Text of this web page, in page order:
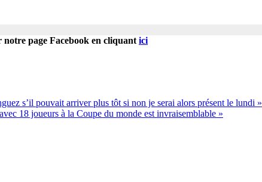
notre page Facebook en cliquantici
s’il pouvait arriver plus tôt si non je serai alors présent le lundi »
18 joueurs à la Coupe du monde est invraisemblable »